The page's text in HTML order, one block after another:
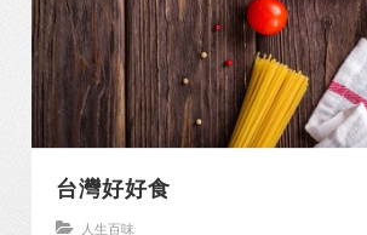
台灣好好食
人生百味